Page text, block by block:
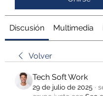
Discusión Multimedia
Volver
Tech Soft Work
29 de julio de 2025 ·